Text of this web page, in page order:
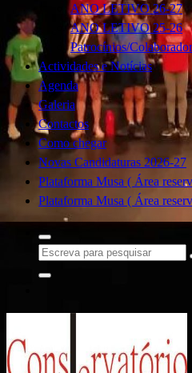
ANO LETIVO 26-27
ANO LETIVO 25-26
Patrocínios/
Actividades e Notícias
Agenda
Galeria
Contactos
Como chegar
Novas Candidaturas 2026-27
Plataforma Musa ( Área
Plataforma Musa ( Área